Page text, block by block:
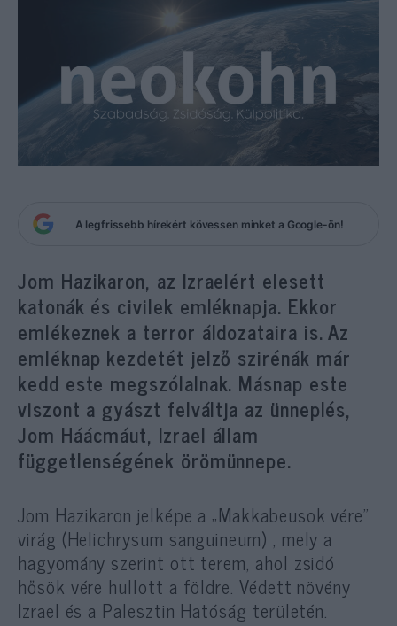
A legfrissebb hírekért kövessen minket a Google-ön!
Jom Hazikaron, az Izraelért elesett
katonák és civilek emléknapja. Ekkor
emlékeznek a terror áldozataira is. Az
emléknap kezdetét jelző szirénák már
kedd este megszólalnak. Másnap este
viszont a gyászt felváltja az ünneplés,
Jom Háácmáut, Izrael állam
függetlenségének örömünnepe.
Jom Hazikaron jelképe a „Makkabeusok vére”
virág (Helichrysum sanguineum) , mely a
hagyomány szerint ott terem, ahol zsidó
hősök vére hullott a földre. Védett növény
Izrael és a Palesztin Hatóság területén.